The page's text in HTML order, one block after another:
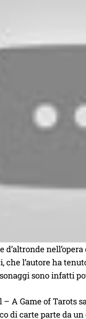
d’altronde
l’autore ha
sono infatti
– A Game of Tarots
di carte parte da